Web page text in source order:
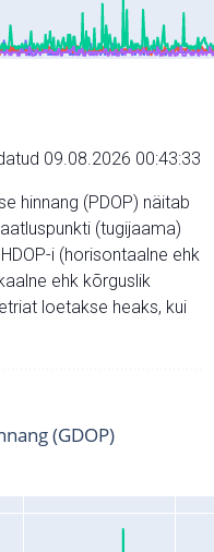
09.08.2026 00:43:33
hinnang (PDOP) näitab
(tugijaama)
i (horisontaalne ehk
ehk kõrguslik
loetakse heaks, kui
(GDOP)